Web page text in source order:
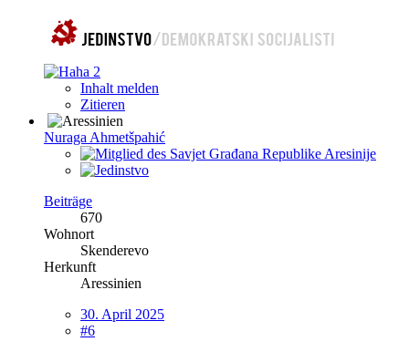
2
Inhalt melden
Zitieren
Nuraga Ahmetšpahić
Beiträge
670
Wohnort
Skenderevo
Herkunft
Aressinien
30. April 2025
#6